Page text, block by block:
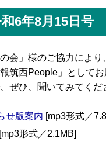
6年8月15日号
会」様のご協力によ
筑西People」としてお
ぜひ、聞いてみてくだ
せ版案内 [mp3形式／
[mp3形式／2.1MB]